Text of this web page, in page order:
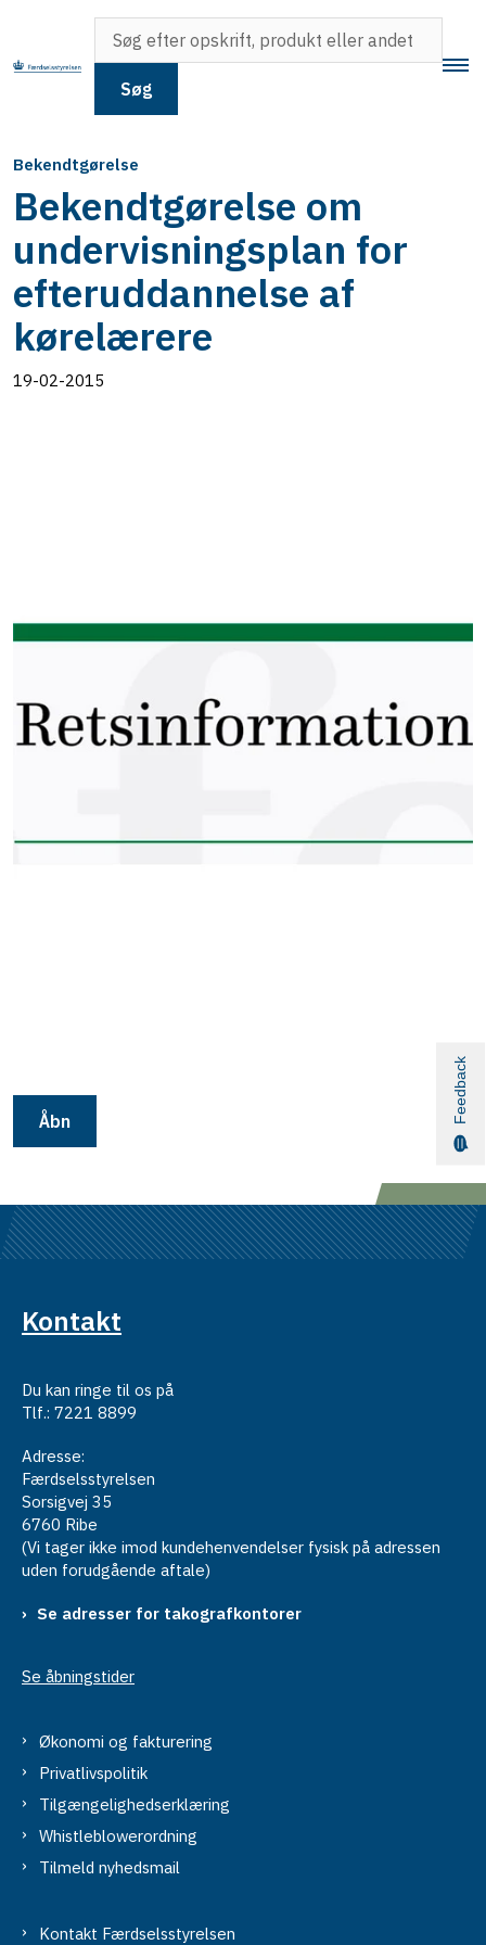
Søg
Bekendtgørelse
Bekendtgørelse om
undervisningsplan for
efteruddannelse af
kørelærere
19-02-2015
Åbn
Kontakt
Du kan ringe til os på
Tlf.: 7221 8899
Adresse:
Færdselsstyrelsen
Sorsigvej 35
6760 Ribe
(Vi tager ikke imod kundehenvendelser fysisk på adressen
uden forudgående aftale)
Se adresser for takografkontorer
Se åbningstider
Økonomi og fakturering
Privatlivspolitik
Tilgængelighedserklæring
Whistleblowerordning
Tilmeld nyhedsmail
Kontakt Færdselsstyrelsen
Feedback